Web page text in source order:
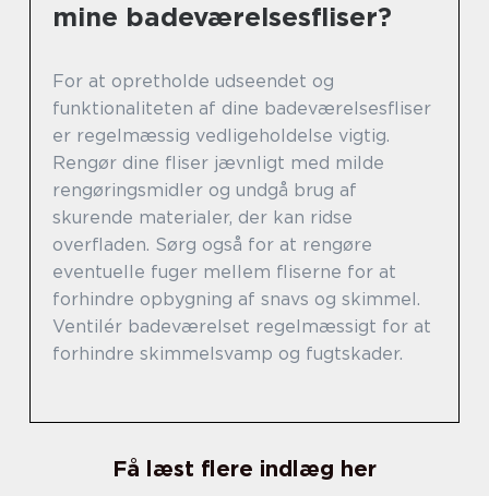
mine badeværelsesfliser?
For at opretholde udseendet og
funktionaliteten af dine badeværelsesfliser
er regelmæssig vedligeholdelse vigtig.
Rengør dine fliser jævnligt med milde
rengøringsmidler og undgå brug af
skurende materialer, der kan ridse
overfladen. Sørg også for at rengøre
eventuelle fuger mellem fliserne for at
forhindre opbygning af snavs og skimmel.
Ventilér badeværelset regelmæssigt for at
forhindre skimmelsvamp og fugtskader.
Få læst flere indlæg her